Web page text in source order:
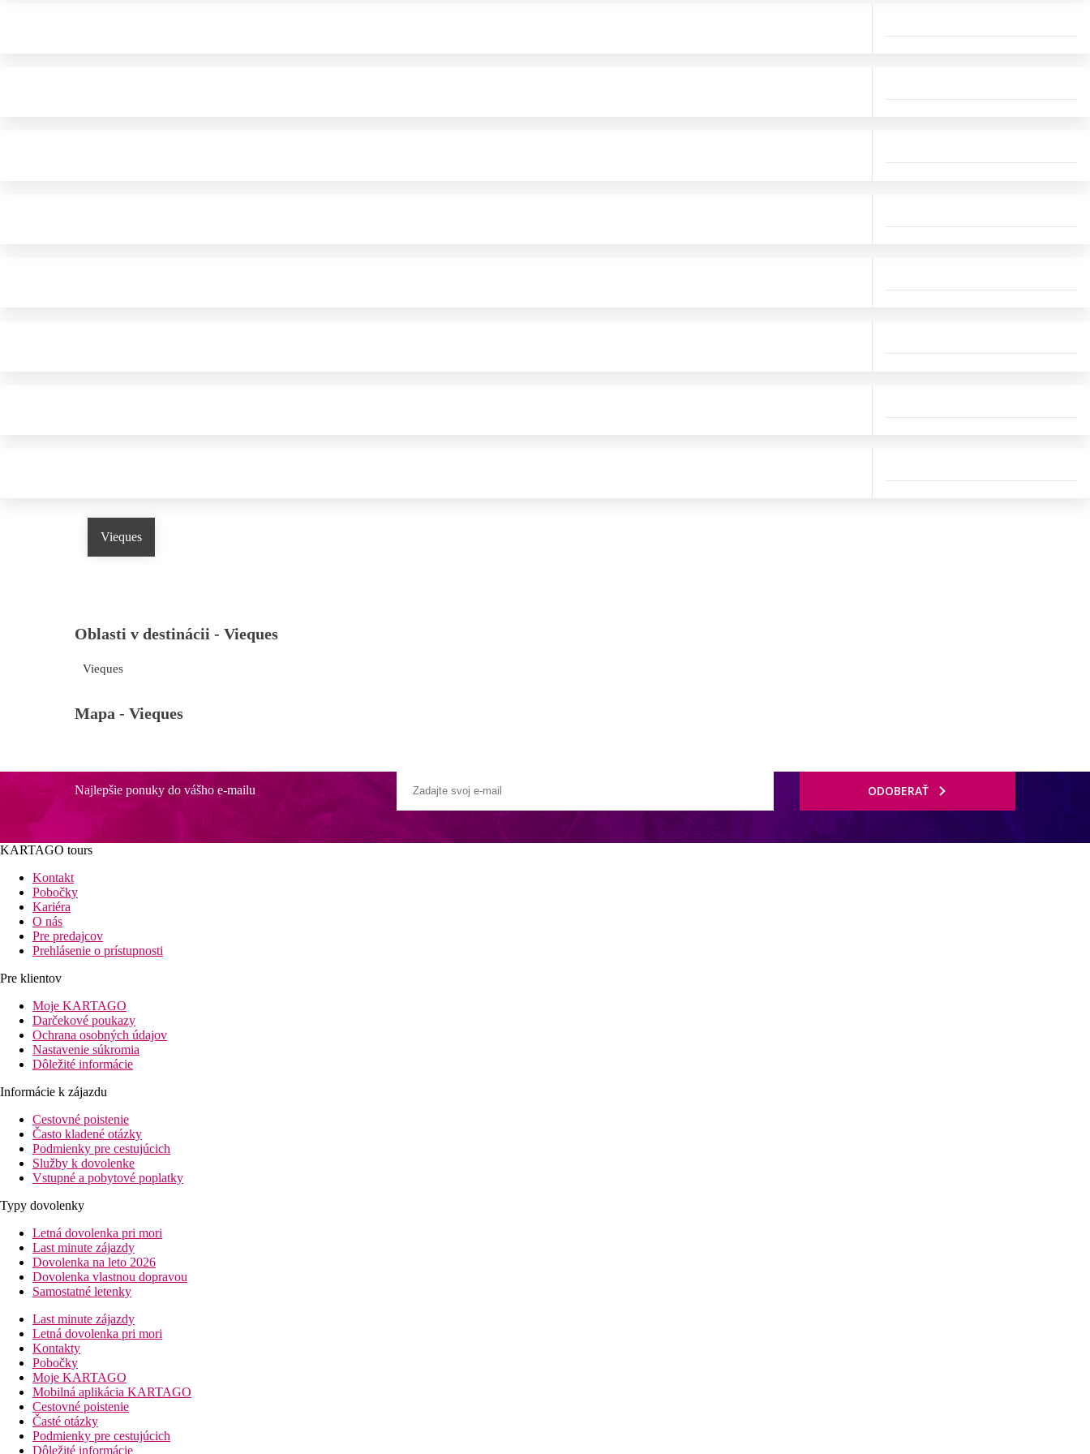
Vieques
Oblasti v destinácii - Vieques
Vieques
Mapa - Vieques
Najlepšie ponuky do vášho e-mailu ODOBERAŤ
KARTAGO tours
Kontakt
Pobočky
Kariéra
O nás
Pre predajcov
Prehlásenie o prístupnosti
Pre klientov
Moje KARTAGO
Darčekové poukazy
Ochrana osobných údajov
Nastavenie súkromia
Dôležité informácie
Informácie k zájazdu
Cestovné poistenie
Často kladené otázky
Podmienky pre cestujúcich
Služby k dovolenke
Vstupné a pobytové poplatky
Typy dovolenky
Letná dovolenka pri mori
Last minute zájazdy
Dovolenka na leto 2026
Dovolenka vlastnou dopravou
Samostatné letenky
Last minute zájazdy
Letná dovolenka pri mori
Kontakty
Pobočky
Moje KARTAGO
Mobilná aplikácia KARTAGO
Cestovné poistenie
Časté otázky
Podmienky pre cestujúcich
Dôležité informácie